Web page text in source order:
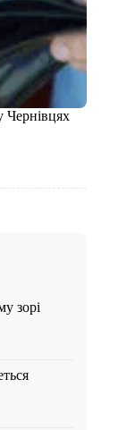
Чернівцях
зорі